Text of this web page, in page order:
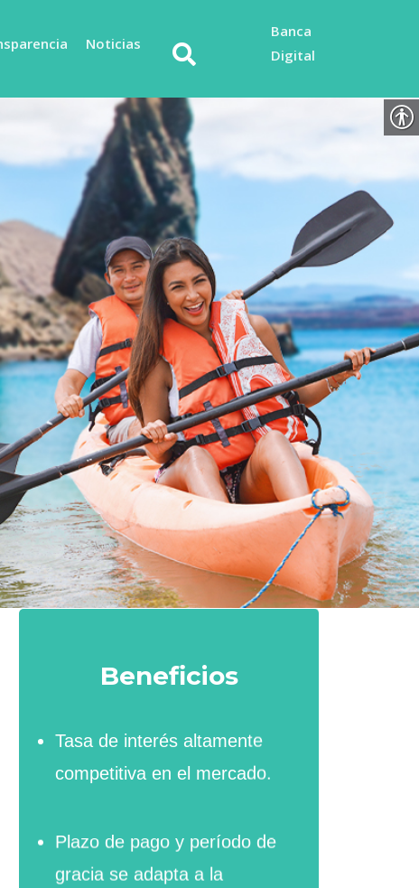
Noticias
Banca
Digital
Beneficios
Tasa de interés altamente
competitiva en el mercado.
Plazo de pago y período de
gracia se adapta a la